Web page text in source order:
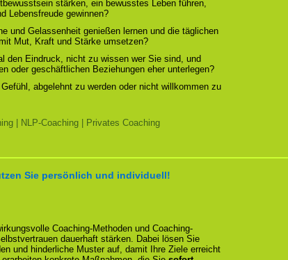
stärken, ein bewusstes Leben führen,
Lebensfreude gewinnen?
und Gelassenheit genießen lernen und die täglichen
Mut, Kraft und Stärke umsetzen?
den Eindruck, nicht zu wissen wer Sie sind, und
oder geschäftlichen Beziehungen eher unterlegen?
abgelehnt zu werden oder nicht willkommen zu
| NLP-Coaching | Privates Coaching
Sie persönlich und individuell!
Coaching-Methoden und Coaching-
dauerhaft stärken. Dabei lösen Sie
und hinderliche Muster auf, damit Ihre Ziele erreicht